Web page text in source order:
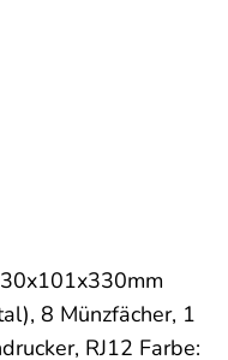
8 Münzfächer, 1
RJ12 Farbe: